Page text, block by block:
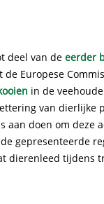
deel van de eerder
Europese
in de
van dierlijke
aan doen om deze
gepresenteerde
dierenleed tijdens